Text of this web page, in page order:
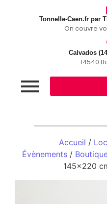
Tonnelle-Caen.fr par
On couvre
Calvados
14540
Accueil /
Évènements /
145×220